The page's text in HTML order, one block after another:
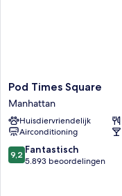
Pod
Times
Square
Manhattan
Pod Times Square
Manhattan
Huisdiervriendelijk
Airconditioning
9.2
van
9,2 Fantastisch
5.893 beoordelingen